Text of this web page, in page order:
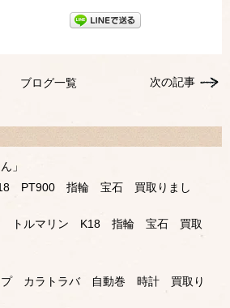
次の記事
ブログ一覧
」
PT900 指輪 宝石 買取りまし
ト トルマリン K18 指輪 宝石 買取
プ カラトラバ 自動巻 時計 買取り